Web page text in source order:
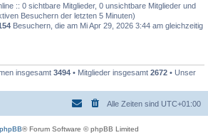
:: 0 sichtbare Mitglieder, 0 unsichtbare Mitglieder und
Besuchern der letzten 5 Minuten)
Besuchern, die am Mi Apr 29, 2026 3:44 am gleichzeitig
insgesamt 3494 • Mitglieder insgesamt 2672 • Unser
Alle Zeiten sind UTC+01:00
phpBB® Forum Software © phpBB Limited